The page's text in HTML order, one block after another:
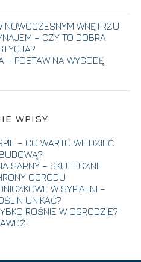
WPISY:
– CO WARTO WIEDZIEĆ
SARNY – SKUTECZNE
OGRODU
W SYPIALNI –
UNIKAĆ?
ROŚNIE W OGRODZIE?